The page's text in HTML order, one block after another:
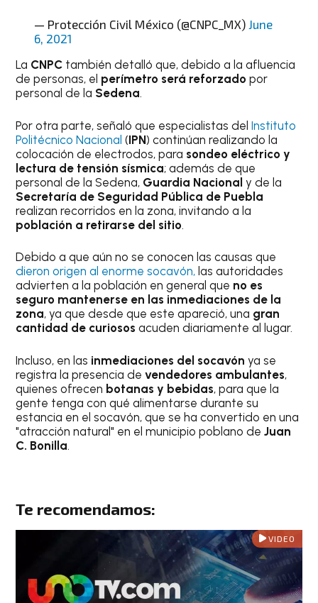
— Protección Civil México (@CNPC_MX) June
6, 2021
La CNPC también detalló que, debido a la afluencia
de personas, el perímetro será reforzado por
personal de la Sedena.
Por otra parte, señaló que especialistas delInstituto
Politécnico Nacional (IPN) continúan realizando la
colocación de electrodos, para sondeo eléctrico y
lectura de tensión sísmica; además de que
personal de la Sedena, Guardia Nacional y de la
Secretaría de Seguridad Pública de Puebla
realizan recorridos en la zona, invitando a la
población a retirarse del sitio.
Debido a que aún no se conocen las causas que
dieron origen al enorme socavón, las autoridades
advierten a la población en general que no es
seguro mantenerse en las inmediaciones de la
zona, ya que desde que este apareció, una gran
cantidad de curiosos acuden diariamente al lugar.
Incluso, en las inmediaciones del socavón ya se
registra la presencia devendedores ambulantes,
quienes ofrecen botanas y bebidas, para que la
gente tenga con qué alimentarse durante su
estancia en el socavón, que se ha convertido en una
"atracción natural" en el municipio poblano deJuan
C. Bonilla.
Te recomendamos:
VIDEO